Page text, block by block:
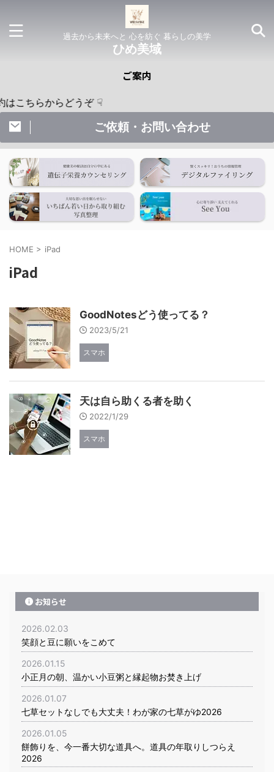
過去から未来へと 心を紡ぐ 暮らしの美学
ひめ美域
ご案内
らからどうぞ ☟
ご依頼・お問い合わせ
HOME > iPad
iPad
GoodNotesどう使ってる？
2023/5/21
スマホ
天は自ら助くる者を助く
2022/1/29
スマホ
お知らせ
2026.02.03
笑顔と豆に願いをこめて
2026.01.15
小正月の朝、温かい小豆粥と縁起物お焚き上げ
2026.01.07
七草セットなしでも大丈夫！わが家の七草がゆ2026
2026.01.05
餅飾りを、今一番大切な道具へ。道具の年取りしつらえ
2026